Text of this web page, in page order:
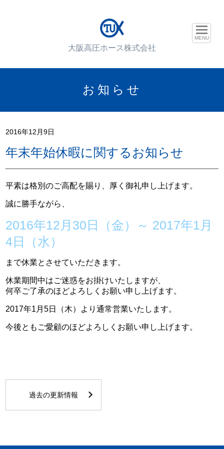
大阪高圧ホース株式会社
MENU
お知らせ
2016年12月9日
年末年始休暇に関するお知らせ
平素は格別のご高配を賜り、厚く御礼申し上げます。
誠に勝手ながら、
2016年12月30日（金）～ 2017年1月
4日（水）
まで休業とさせていただきます。
休業期間中はご迷惑をお掛けいたしますが、
何卒ご了承のほどよろしくお願い申し上げます。
2017年1月5日（木）より通常営業いたします。
今後ともご愛顧のほどよろしくお願い申し上げます。
過去の更新情報